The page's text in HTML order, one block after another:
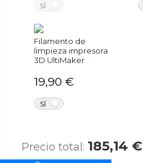
SÍ
Filamento de
limpieza impresora
3D UltiMaker
19,90 €
SÍ
Precio total: 185,14 €